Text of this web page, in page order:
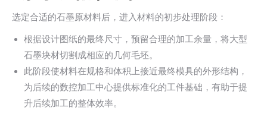
选定合适的石墨原材料后，进入材料的初步处理阶段：
根据设计图纸的最终尺寸，预留合理的加工余量，将大型
石墨块材切割成相应的几何毛坯。
此阶段使材料在规格和体积上接近最终模具的外形结构，
为后续的数控加工中心提供标准化的工件基础，有助于提
升后续加工的整体效率。